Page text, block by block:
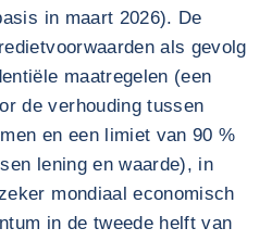
in maart 2026). De
als gevolg
maatregelen (een
de verhouding tussen
en een limiet van 90 %
lening en waarde), in
mondiaal economisch
in de tweede helft van